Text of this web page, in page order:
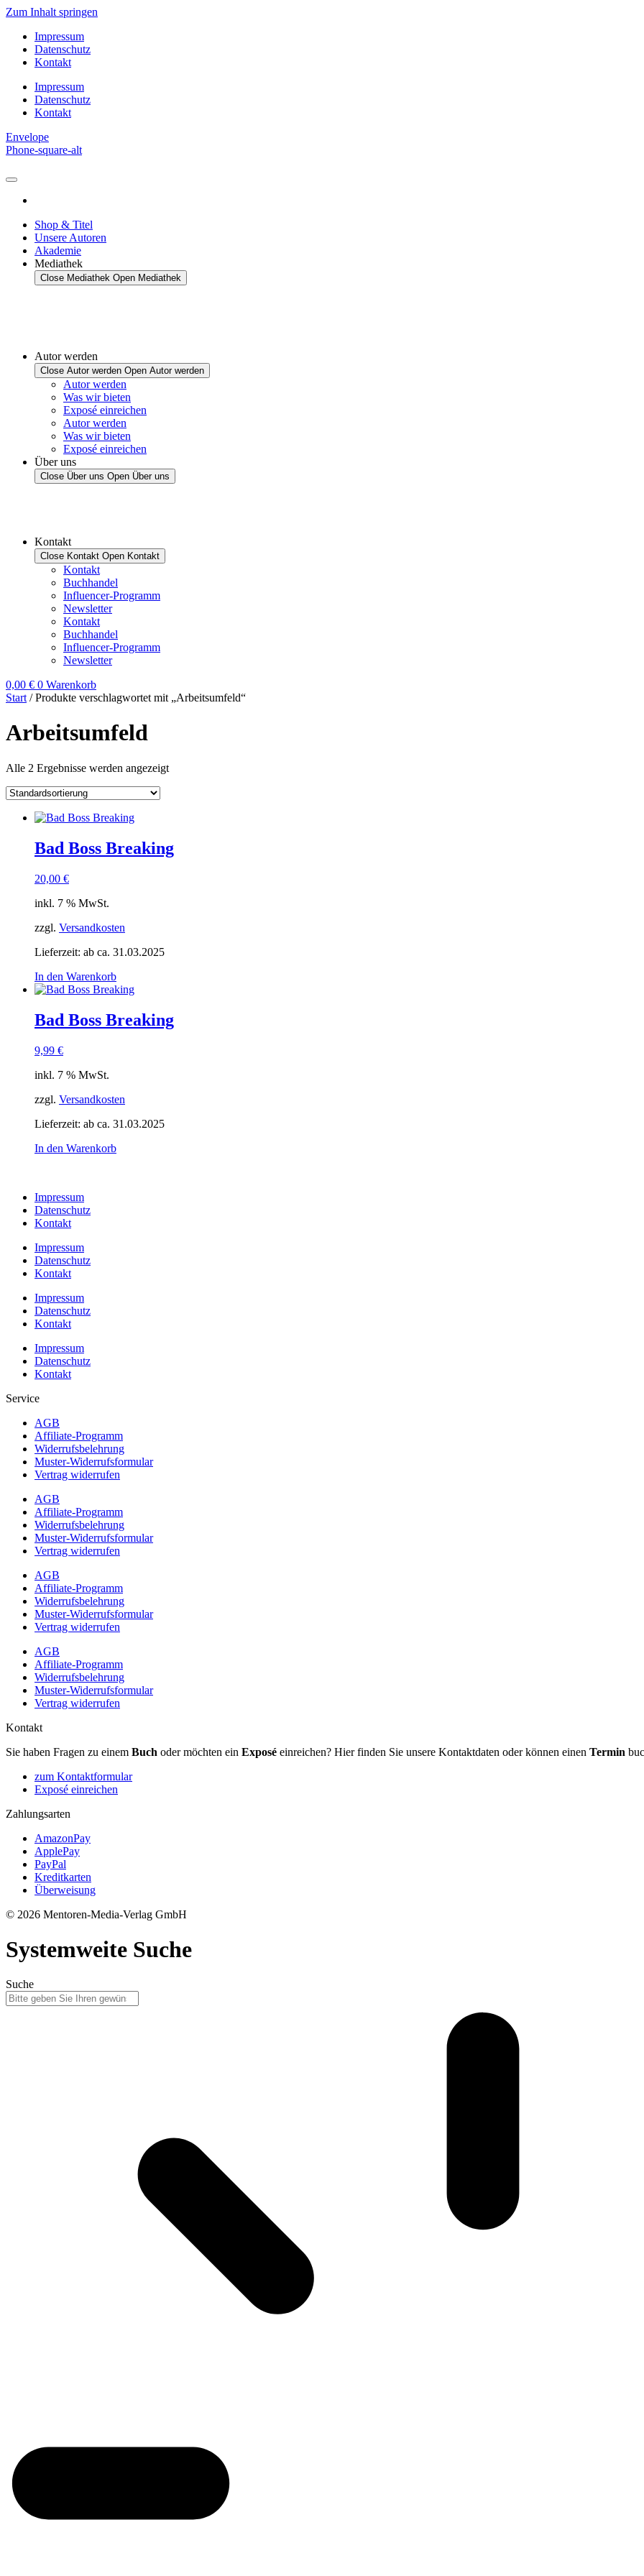
Zum Inhalt springen
Impressum
Datenschutz
Kontakt
Impressum
Datenschutz
Kontakt
Envelope
Phone-square-alt
Shop & Titel
Unsere Autoren
Akademie
Mediathek
Close Mediathek Open Mediathek
Autor werden
Close Autor werden Open Autor werden
Autor werden
Was wir bieten
Exposé einreichen
Autor werden
Was wir bieten
Exposé einreichen
Über uns
Close Über uns Open Über uns
Kontakt
Close Kontakt Open Kontakt
Kontakt
Buchhandel
Influencer-Programm
Newsletter
Kontakt
Buchhandel
Influencer-Programm
Newsletter
0,00 € 0 Warenkorb
Start / Produkte verschlagwortet mit „Arbeitsumfeld“
Arbeitsumfeld
Alle 2 Ergebnisse werden angezeigt
Bad Boss Breaking
20,00 €
inkl. 7 % MwSt.
zzgl. Versandkosten
Lieferzeit: ab ca. 31.03.2025
In den Warenkorb
Bad Boss Breaking
9,99 €
inkl. 7 % MwSt.
zzgl. Versandkosten
Lieferzeit: ab ca. 31.03.2025
In den Warenkorb
Impressum
Datenschutz
Kontakt
Impressum
Datenschutz
Kontakt
Impressum
Datenschutz
Kontakt
Impressum
Datenschutz
Kontakt
Service
AGB
Affiliate-Programm
Widerrufsbelehrung
Muster-Widerrufsformular
Vertrag widerrufen
AGB
Affiliate-Programm
Widerrufsbelehrung
Muster-Widerrufsformular
Vertrag widerrufen
AGB
Affiliate-Programm
Widerrufsbelehrung
Muster-Widerrufsformular
Vertrag widerrufen
AGB
Affiliate-Programm
Widerrufsbelehrung
Muster-Widerrufsformular
Vertrag widerrufen
Kontakt
Sie haben Fragen zu einem Buch oder möchten ein Exposé einreichen? Hier finden Sie unsere Kontaktdaten oder können einen Termin
zum Kontaktformular
Exposé einreichen
Zahlungsarten
AmazonPay
ApplePay
PayPal
Kreditkarten
Überweisung
© 2026 Mentoren-Media-Verlag GmbH
Systemweite Suche
Suche